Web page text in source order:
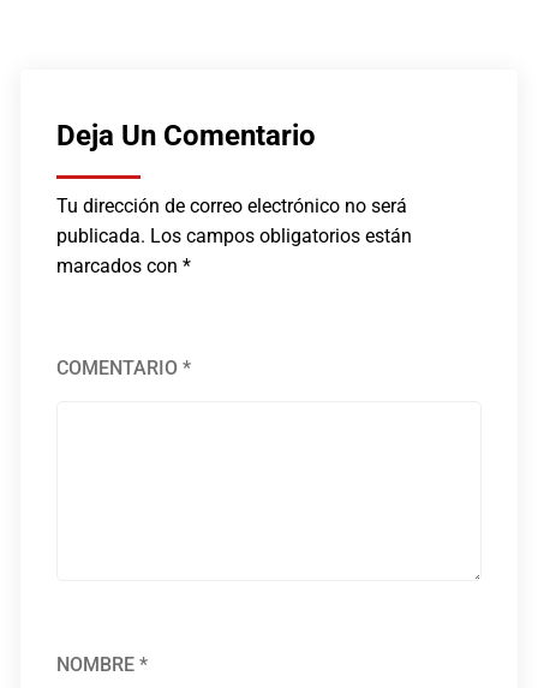
Deja Un Comentario
Tu dirección de correo electrónico no será
publicada. Los campos obligatorios están
marcados con*
COMENTARIO*
NOMBRE*